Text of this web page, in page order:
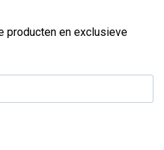
producten en exclusieve